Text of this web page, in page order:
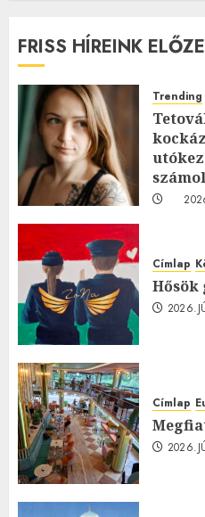
FRISS HÍREINK
Trending
Címlap
Hősök
Címlap